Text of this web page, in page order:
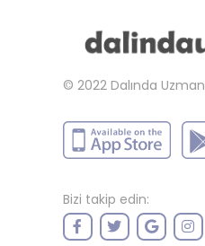
© 2022 Dalında Uzman
Bizi takip edin: